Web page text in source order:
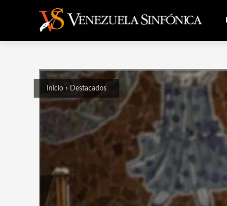
Inicio Destacados